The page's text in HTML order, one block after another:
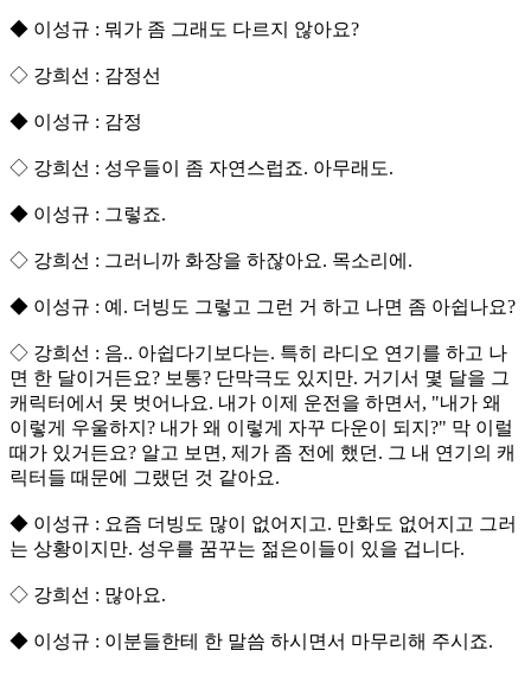
◆ 이성규 : 뭐가 좀 그래도 다르지 않아요?
◇ 강희선 : 감정선
◆ 이성규 : 감정
◇ 강희선 : 성우들이 좀 자연스럽죠. 아무래도.
◆ 이성규 : 그렇죠.
◇ 강희선 : 그러니까 화장을 하잖아요. 목소리에.
◆ 이성규 : 예. 더빙도 그렇고 그런 거 하고 나면 좀 아쉽나요?
◇ 강희선 : 음.. 아쉽다기보다는. 특히 라디오 연기를 하고 나
면 한 달이거든요? 보통? 단막극도 있지만. 거기서 몇 달을 그
캐릭터에서 못 벗어나요. 내가 이제 운전을 하면서, "내가 왜
이렇게 우울하지? 내가 왜 이렇게 자꾸 다운이 되지?" 막 이럴
때가 있거든요? 알고 보면, 제가 좀 전에 했던. 그 내 연기의 캐
릭터들 때문에 그랬던 것 같아요.
◆ 이성규 : 요즘 더빙도 많이 없어지고. 만화도 없어지고 그러
는 상황이지만. 성우를 꿈꾸는 젊은이들이 있을 겁니다.
◇ 강희선 : 많아요.
◆ 이성규 : 이분들한테 한 말씀 하시면서 마무리해 주시죠.